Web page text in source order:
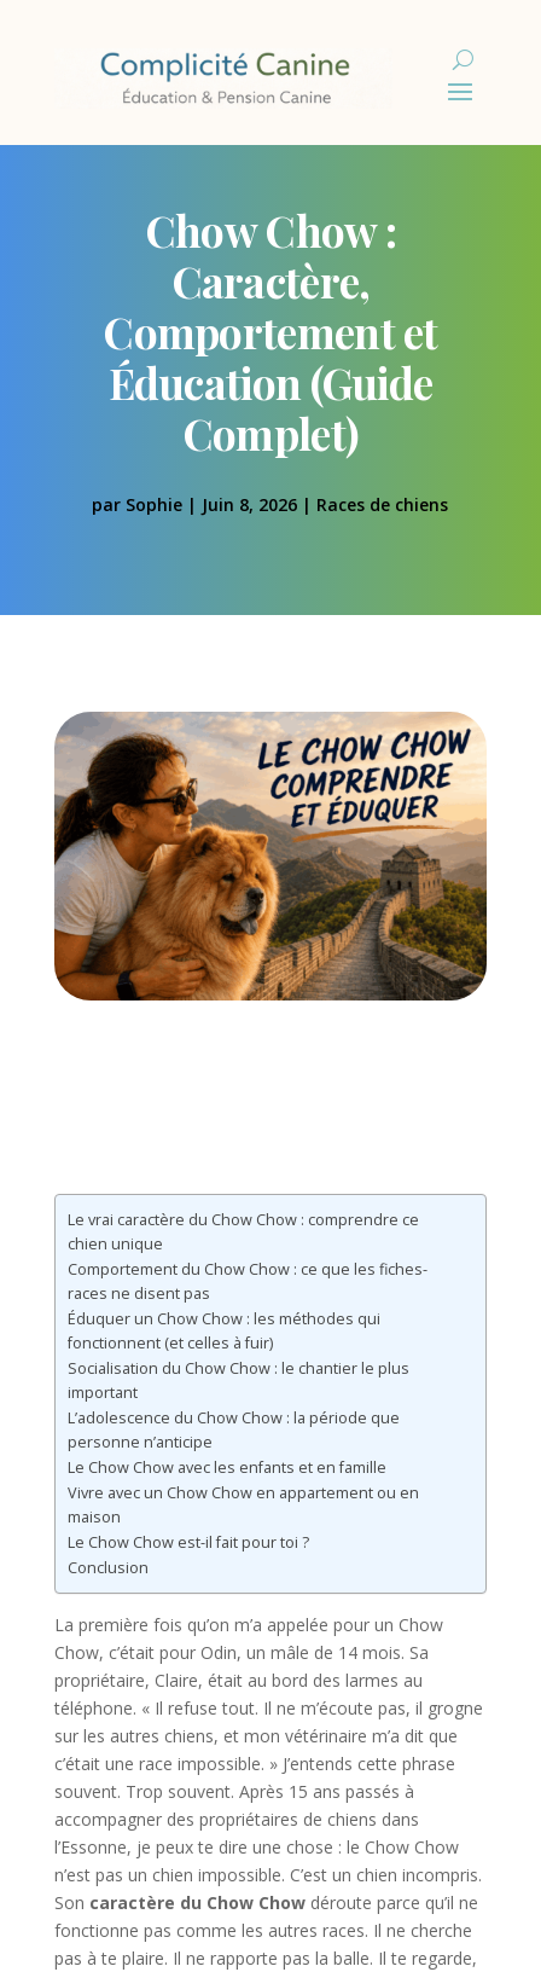
Chow Chow :
Caractère,
Comportement et
Éducation (Guide
Complet)
par Sophie | Juin 8, 2026 | Races de chiens
Le vrai caractère du Chow Chow : comprendre ce
chien unique
Comportement du Chow Chow : ce que les fiches-
races ne disent pas
Éduquer un Chow Chow : les méthodes qui
fonctionnent (et celles à fuir)
Socialisation du Chow Chow : le chantier le plus
important
L’adolescence du Chow Chow : la période que
personne n’anticipe
Le Chow Chow avec les enfants et en famille
Vivre avec un Chow Chow en appartement ou en
maison
Le Chow Chow est-il fait pour toi ?
Conclusion
La première fois qu’on m’a appelée pour un Chow
Chow, c’était pour Odin, un mâle de 14 mois. Sa
propriétaire, Claire, était au bord des larmes au
téléphone. « Il refuse tout. Il ne m’écoute pas, il grogne
sur les autres chiens, et mon vétérinaire m’a dit que
c’était une race impossible. » J’entends cette phrase
souvent. Trop souvent. Après 15 ans passés à
accompagner des propriétaires de chiens dans
l’Essonne, je peux te dire une chose : le Chow Chow
n’est pas un chien impossible. C’est un chien incompris.
Son caractère du Chow Chowdéroute parce qu’il ne
fonctionne pas comme les autres races. Il ne cherche
pas à te plaire. Il ne rapporte pas la balle. Il te regarde,